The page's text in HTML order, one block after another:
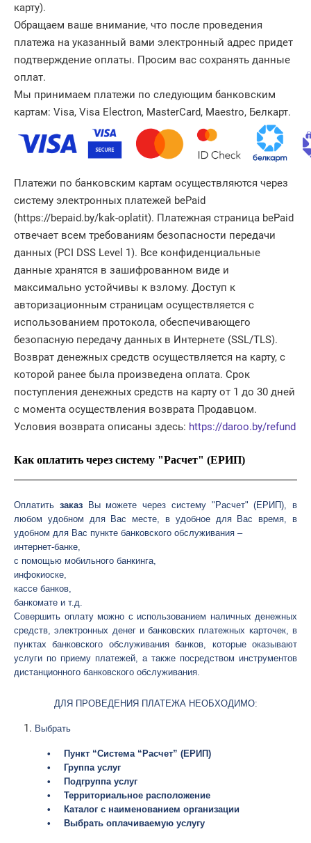
карту).
Обращаем ваше внимание, что после проведения
платежа на указанный вами электронный адрес придет
подтверждение оплаты. Просим вас сохранять данные
оплат.
Мы принимаем платежи по следующим банковским
картам: Visa, Visa Electron, MasterCard, Maestro, Белкарт.
Платежи по банковским картам осуществляются через
систему электронных платежей bePaid
(https://bepaid.by/kak-oplatit). Платежная страница bePaid
отвечает всем требованиям безопасности передачи
данных (PCI DSS Level 1). Все конфиденциальные
данные хранятся в зашифрованном виде и
максимально устойчивы к взлому. Доступ к
авторизационным страницам осуществляется с
использованием протокола, обеспечивающего
безопасную передачу данных в Интернетe (SSL/TLS).
Возврат денежных средств осуществляется на карту, с
которой ранее была произведена оплата. Срок
поступления денежных средств на карту от 1 до 30 дней
с момента осуществления возврата Продавцом.
Условия возврата описаны здесь: https://daroo.by/refund
Как оплатить через систему "Расчет" (ЕРИП)
Оплатить заказ
Вы можете через систему "Расчет" (ЕРИП), в
любом удобном для Вас месте, в удобное для Вас время, в
удобном для Вас пункте банковского обслуживания –
интернет-банке,
с помощью мобильного банкинга,
инфокиоске,
кассе банков,
банкомате и т.д.
Совершить оплату можно с использованием наличных денежных
средств, электронных денег и банковских платежных карточек, в
пунктах банковского обслуживания банков, которые оказывают
услуги по приему платежей, а также посредством инструментов
дистанционного банковского обслуживания.
ДЛЯ ПРОВЕДЕНИЯ ПЛАТЕЖА НЕОБХОДИМО:
Выбрать
•
Пункт “Система “Расчет” (ЕРИП)
•
Группа услуг
•
Подгруппа услуг
•
Территориальное расположение
•
Каталог с наименованием организации
•
Выбрать оплачиваемую услугу